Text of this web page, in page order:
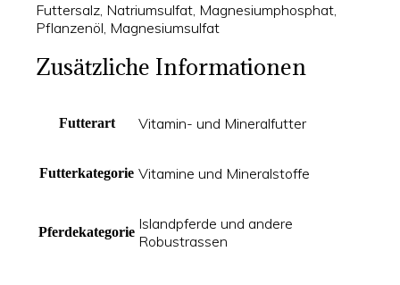
Futtersalz, Natriumsulfat, Magnesiumphosphat,
Pflanzenöl, Magnesiumsulfat
Zusätzliche Informationen
Futterart Vitamin- und Mineralfutter
Futterkategorie Vitamine und Mineralstoffe
Pferdekategorie Islandpferde und andere
Robustrassen